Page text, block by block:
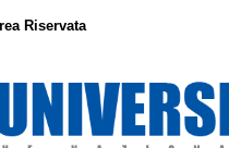
Riservata